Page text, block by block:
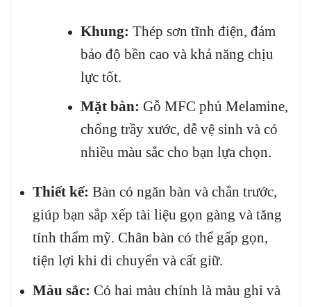
Khung: Thép sơn tĩnh điện, đảm
bảo độ bền cao và khả năng chịu
lực tốt.
Mặt bàn: Gỗ MFC phủ Melamine,
chống trầy xước, dễ vệ sinh và có
nhiều màu sắc cho bạn lựa chọn.
Thiết kế: Bàn có ngăn bàn và chắn trước,
giúp bạn sắp xếp tài liệu gọn gàng và tăng
tính thẩm mỹ. Chân bàn có thể gấp gọn,
tiện lợi khi di chuyển và cất giữ.
Màu sắc: Có hai màu chính là màu ghi và